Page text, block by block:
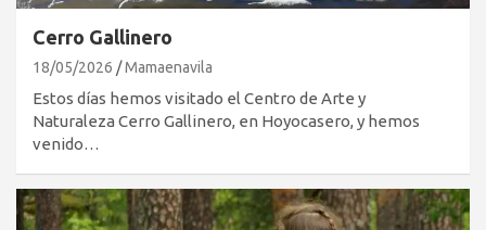
Cerro Gallinero
18/05/2026 Mamaenavila
Estos días hemos visitado el Centro de Arte y
Naturaleza Cerro Gallinero, en Hoyocasero, y hemos
venido…